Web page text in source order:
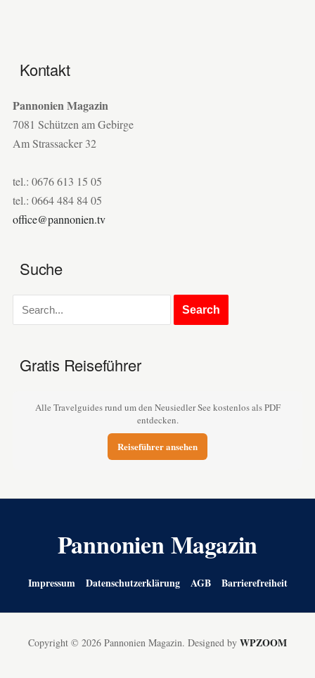
Kontakt
Pannonien Magazin
7081 Schützen am Gebirge
Am Strassacker 32
tel.: 0676 613 15 05
tel.: 0664 484 84 05
office@pannonien.tv
Suche
Gratis Reiseführer
Alle Travelguides rund um den Neusiedler See kostenlos als PDF
entdecken.
Reiseführer ansehen
Pannonien Magazin
Impressum Datenschutzerklärung AGB Barrierefreiheit
Copyright © 2026 Pannonien Magazin. Designed by WPZOOM